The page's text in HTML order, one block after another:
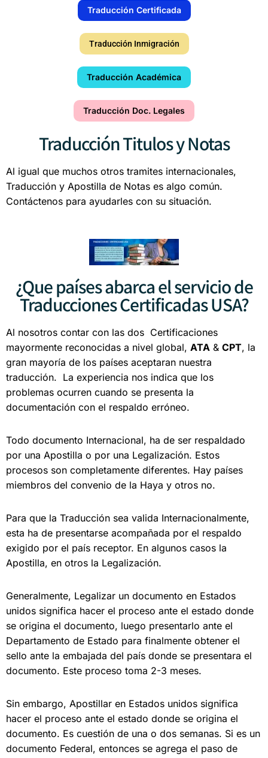
Traducción Certificada
Traducción Inmigración
Traducción Académica
Traducción Doc. Legales
Traducción Titulos y Notas
Al igual que muchos otros tramites internacionales,
Traducción y Apostilla de Notas es algo común.
Contáctenos para ayudarles con su situación.
¿Que países abarca el servicio de
Traducciones Certificadas USA?
Al nosotros contar con las dos Certificaciones
mayormente reconocidas a nivel global, ATA & CPT, la
gran mayoría de los países aceptaran nuestra
traducción. La experiencia nos indica que los
problemas ocurren cuando se presenta la
documentación con el respaldo erróneo.
Todo documento Internacional, ha de ser respaldado
por una Apostilla o por una Legalización. Estos
procesos son completamente diferentes. Hay países
miembros del convenio de la Haya y otros no.
Para que la Traducción sea valida Internacionalmente,
esta ha de presentarse acompañada por el respaldo
exigido por el país receptor. En algunos casos la
Apostilla, en otros la Legalización.
Generalmente, Legalizar un documento en Estados
unidos significa hacer el proceso ante el estado donde
se origina el documento, luego presentarlo ante el
Departamento de Estado para finalmente obtener el
sello ante la embajada del país donde se presentara el
documento. Este proceso toma 2-3 meses.
Sin embargo, Apostillar en Estados unidos significa
hacer el proceso ante el estado donde se origina el
documento. Es cuestión de una o dos semanas. Si es un
documento Federal, entonces se agrega el paso de